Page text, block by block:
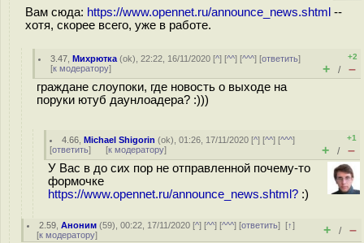
Вам сюда: https://www.opennet.ru/announce_news.shtml --
хотя, скорее всего, уже в работе.
3.47 ,Михрютка (ok), 22:22, 16/11/2020 [^] [^^] [^^^] [ответить]
[к модератору]
+2
+ / –
граждане слоупоки, где новость о выходе на
поруки ютуб даунлоадера? :)))
4.66 ,Michael Shigorin (ok), 01:26, 17/11/2020 [^] [^^] [^^^]
[ответить] [к модератору]
+1
+ / –
У Вас в до сих пор не отправленной почему-то
формочке
https://www.opennet.ru/announce_news.shtml? :)
2.59 ,Аноним (59), 00:22, 17/11/2020 [^] [^^] [^^^] [ответить][↑]
[к модератору] + / –